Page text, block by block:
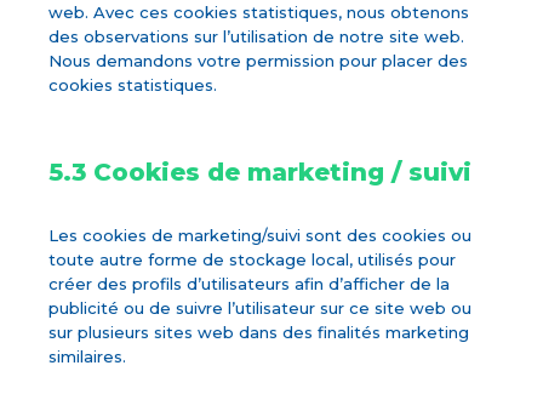
web. Avec ces cookies statistiques, nous obtenons
des observations sur l’utilisation de notre site web.
Nous demandons votre permission pour placer des
cookies statistiques.
5.3 Cookies de marketing / suivi
Les cookies de marketing/suivi sont des cookies ou
toute autre forme de stockage local, utilisés pour
créer des profils d’utilisateurs afin d’afficher de la
publicité ou de suivre l’utilisateur sur ce site web ou
sur plusieurs sites web dans des finalités marketing
similaires.